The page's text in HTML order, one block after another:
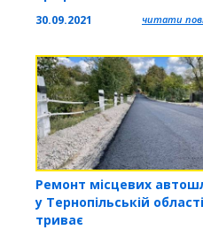
30.09.2021 читати
Ремонт місцевих
у Тернопільській області
триває